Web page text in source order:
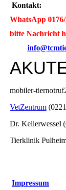
Kontakt:
WhatsApp
bitte Nachricht
mobiler-
VetZentrum
Dr. Kellerwessel
Tierklinik
Impressum